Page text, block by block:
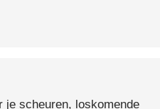
je scheuren, loskomende